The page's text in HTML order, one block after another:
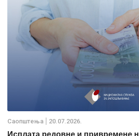
Саопштења 20.07.2026.